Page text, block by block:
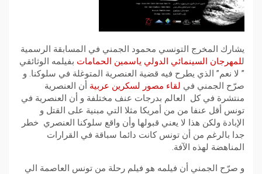
يشارك المخرج التونسي محمود الجمني في المسابقة الرسمية
للمهرجان السينمائي الدولي ياسمين الحمامات بفيلمه الوثائقي
” لا نعم” الذي يطرح فيه قضية العنصرية المتوغلة في سلوكنا. و
صرّح الجمني في لقاء مصور لسكرين عربية أن العنصرية
منتشرة في كل العالم بدرجات عنف مختلفة و أن العنصرية في
تونس أقل عنفا من من أمريكا مثلا التي مبنية على القتل و
الإبادة ولكن هذا لا يعني قبولها وأن واقع سلوكنا العنصري خطر
جدا بالرغم من أن تونس كانت دائما سباقة في القرارات
المناهضة لهذه الآفة.
و صرّح الجمني أن فيلمه هو فيلم رحلة من تونس العاصمة الي